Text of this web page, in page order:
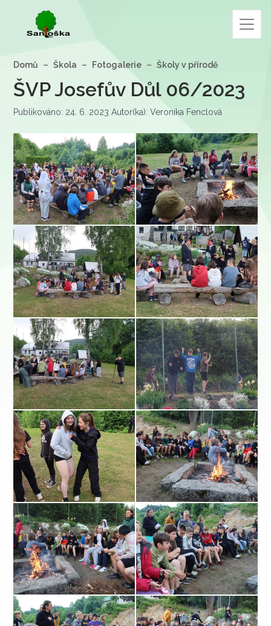
Domů Škola Fotogalerie Školy v přírodě
ŠVP Josefův Důl 06/2023
Publikováno: 24. 6. 2023 Autor(ka): Veronika Fenclová